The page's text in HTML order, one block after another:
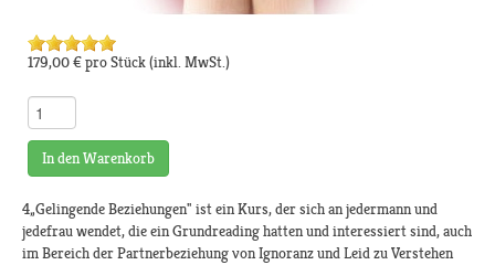
179,00 €pro Stück(inkl. MwSt.)
In den Warenkorb
4„Gelingende Beziehungen" ist ein Kurs, der sich an jedermann und
jedefrau wendet, die ein Grundreading hatten und interessiert sind, auch
im Bereich der Partnerbeziehung von Ignoranz und Leid zu Verstehen